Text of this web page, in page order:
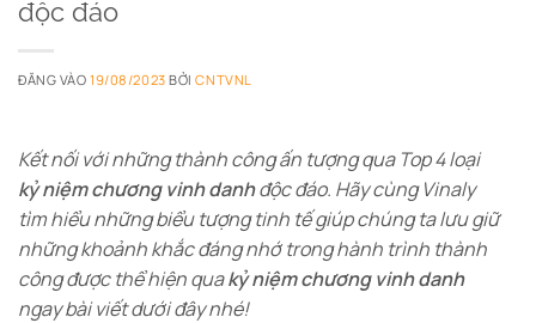
độc đáo
ĐĂNG VÀO19/08/2023 BỞICNTVNL
Kết nối với những thành công ấn tượng qua Top 4 loại
kỷ niệm chương vinh danhđộc đáo. Hãy cùng Vinaly
tìm hiểu những biểu tượng tinh tế giúp chúng ta lưu giữ
những khoảnh khắc đáng nhớ trong hành trình thành
công được thể hiện quakỷ niệm chương vinh danh
ngay bài viết dưới đây nhé!